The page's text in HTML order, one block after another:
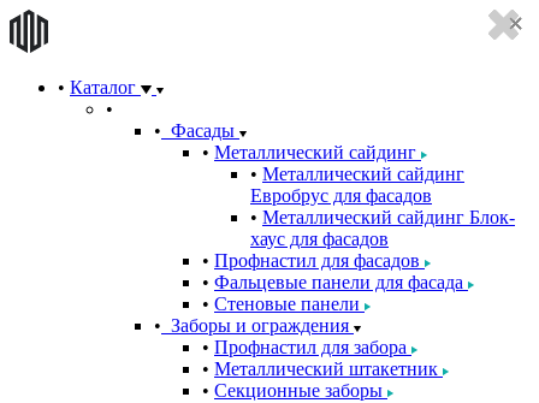
Каталог
Фасады
Металлический сайдинг
Металлический сайдинг
Евробрус для фасадов
Металлический сайдинг Блок-
хаус для фасадов
Профнастил для фасадов
Фальцевые панели для фасада
Стеновые панели
Заборы и ограждения
Профнастил для забора
Металлический штакетник
Секционные заборы